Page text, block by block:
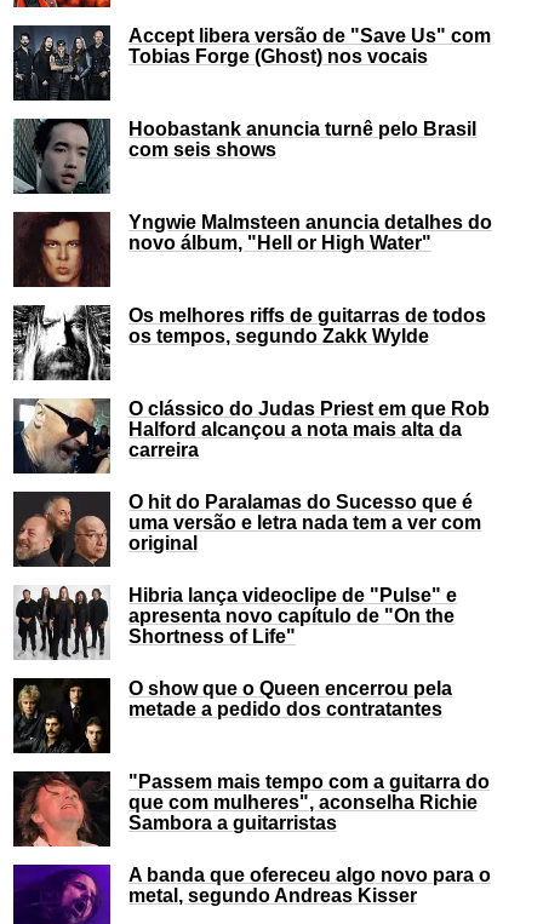
Accept libera versão de "Save Us" com
Tobias Forge (Ghost) nos vocais
Hoobastank anuncia turnê pelo Brasil
com seis shows
Yngwie Malmsteen anuncia detalhes do
novo álbum, "Hell or High Water"
Os melhores riffs de guitarras de todos
os tempos, segundo Zakk Wylde
O clássico do Judas Priest em que Rob
Halford alcançou a nota mais alta da
carreira
O hit do Paralamas do Sucesso que é
uma versão e letra nada tem a ver com
original
Hibria lança videoclipe de "Pulse" e
apresenta novo capítulo de "On the
Shortness of Life"
O show que o Queen encerrou pela
metade a pedido dos contratantes
"Passem mais tempo com a guitarra do
que com mulheres", aconselha Richie
Sambora a guitarristas
A banda que ofereceu algo novo para o
metal, segundo Andreas Kisser